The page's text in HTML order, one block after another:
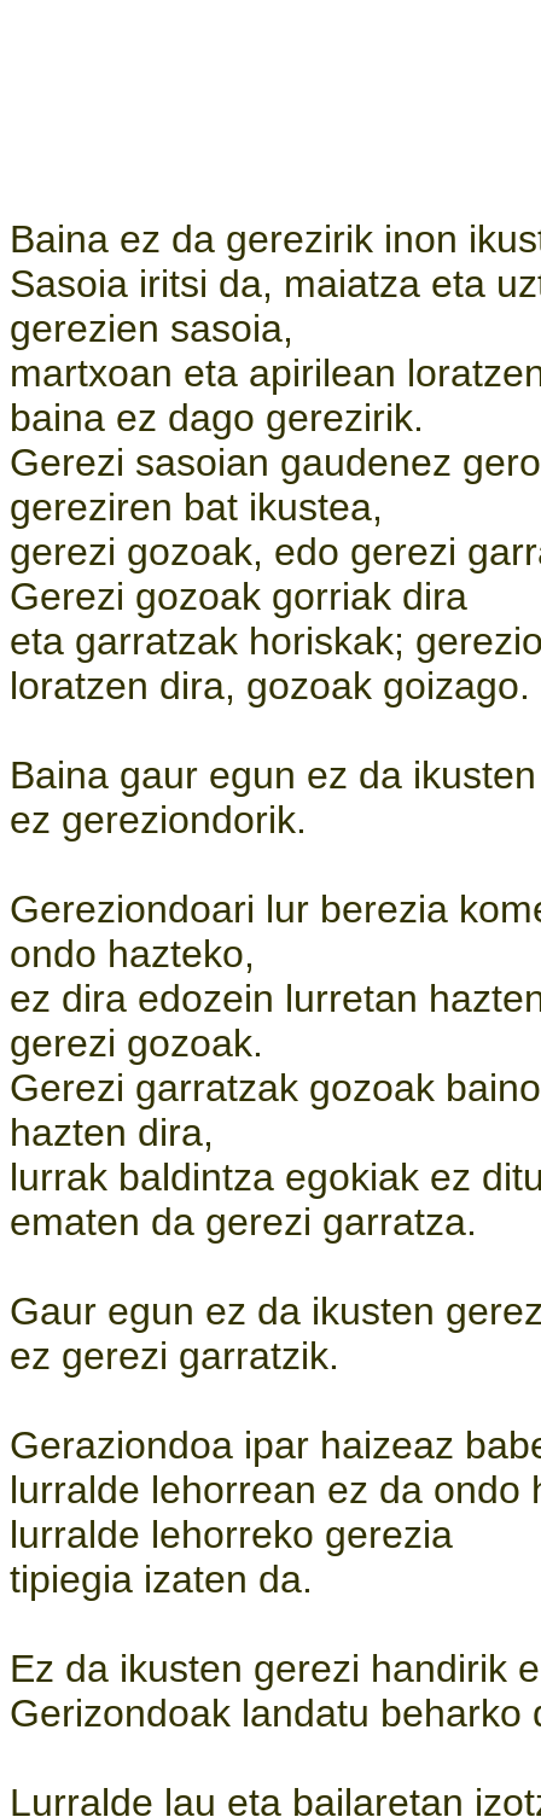
Baina ez da gerezirik inon
Sasoia iritsi da, maiatza eta
gerezien sasoia,
martxoan eta apirilean
baina ez dago gerezirik.
Gerezi sasoian gaudenez
gereziren bat ikustea,
gerezi gozoak, edo gerezi
Gerezi gozoak gorriak dira
eta garratzak horiskak;
loratzen dira, gozoak goizago.
Baina gaur egun ez da
ez gereziondorik.
Gereziondoari lur berezia
ondo hazteko,
ez dira edozein lurretan
gerezi gozoak.
Gerezi garratzak gozoak
hazten dira,
lurrak baldintza egokiak ez
ematen da gerezi garratza.
Gaur egun ez da ikusten
ez gerezi garratzik.
Geraziondoa ipar haizeaz
lurralde lehorrean ez da ondo
lurralde lehorreko gerezia
tipiegia izaten da.
Ez da ikusten gerezi handirik
Gerizondoak landatu beharko
Lurralde lau eta bailaretan